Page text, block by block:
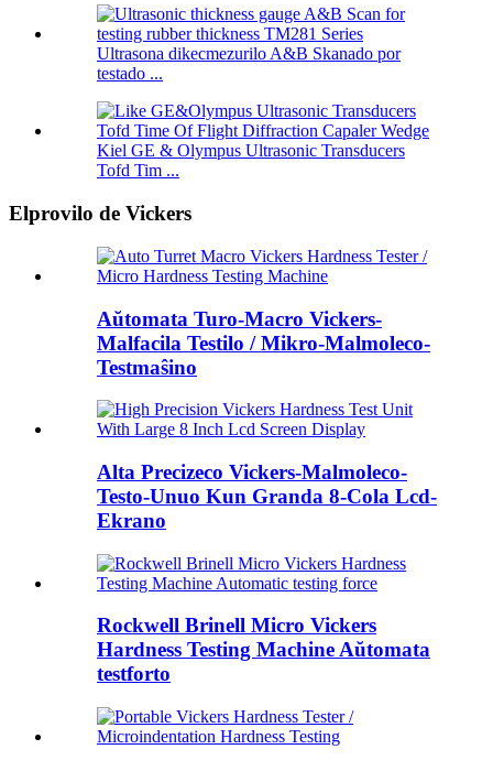
Ultrasona dikecmezurilo A&B Skanado por
testado ...
Kiel GE & Olympus Ultrasonic Transducers
Tofd Tim ...
Elprovilo de Vickers
Aŭtomata Turo-Macro Vickers-
Malfacila Testilo / Mikro-Malmoleco-
Testmaŝino
Alta Precizeco Vickers-Malmoleco-
Testo-Unuo Kun Granda 8-Cola Lcd-
Ekrano
Rockwell Brinell Micro Vickers
Hardness Testing Machine Aŭtomata
testforto